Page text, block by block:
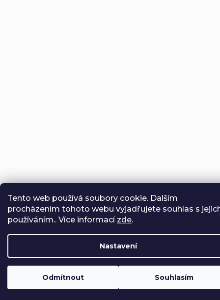
Tento web používá soubory cookie. Dalším
procházením tohoto webu vyjadřujete souhlas s
používáním.. Více informací zde.
Nastavení
Odmítnout Souhlasím